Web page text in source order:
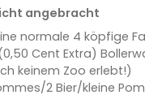
angebracht
normale 4 köpfige
Cent Extra)
keinem Zoo erlebt!)
2 Bier/kleine